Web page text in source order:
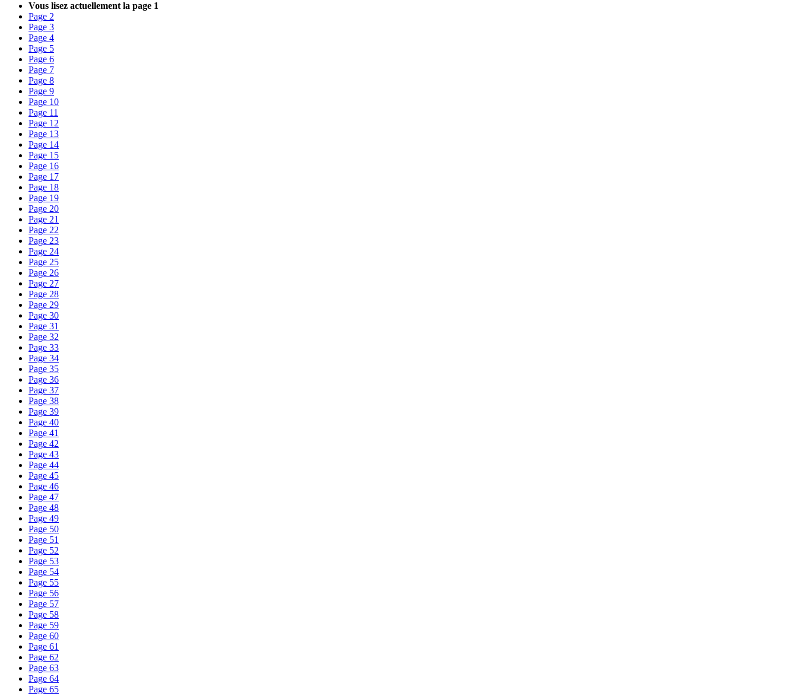
Vous lisez actuellement la page 1
Page 2
Page 3
Page 4
Page 5
Page 6
Page 7
Page 8
Page 9
Page 10
Page 11
Page 12
Page 13
Page 14
Page 15
Page 16
Page 17
Page 18
Page 19
Page 20
Page 21
Page 22
Page 23
Page 24
Page 25
Page 26
Page 27
Page 28
Page 29
Page 30
Page 31
Page 32
Page 33
Page 34
Page 35
Page 36
Page 37
Page 38
Page 39
Page 40
Page 41
Page 42
Page 43
Page 44
Page 45
Page 46
Page 47
Page 48
Page 49
Page 50
Page 51
Page 52
Page 53
Page 54
Page 55
Page 56
Page 57
Page 58
Page 59
Page 60
Page 61
Page 62
Page 63
Page 64
Page 65